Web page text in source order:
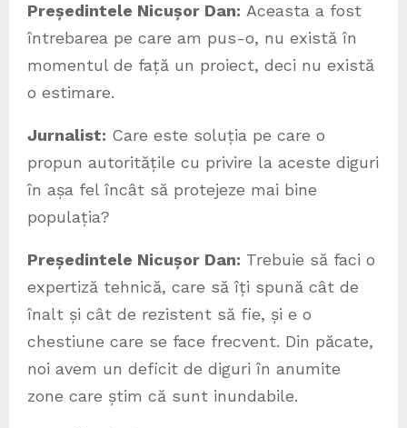
Președintele Nicușor Dan: Aceasta a fost
întrebarea pe care am pus-o, nu există în
momentul de față un proiect, deci nu există
o estimare.
Jurnalist: Care este soluția pe care o
propun autoritățile cu privire la aceste diguri
în așa fel încât să protejeze mai bine
populația?
Președintele Nicușor Dan: Trebuie să faci o
expertiză tehnică, care să îți spună cât de
înalt și cât de rezistent să fie, și e o
chestiune care se face frecvent. Din păcate,
noi avem un deficit de diguri în anumite
zone care știm că sunt inundabile.